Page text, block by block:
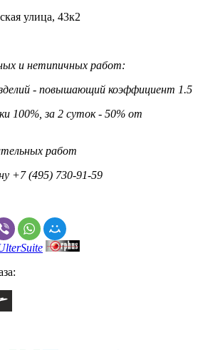
улица, 43к2
и нетипичных работ:
- повышающий коэффициент 1.5
100%, за 2 суток - 50% от
работ
+7 (495) 730-91-59